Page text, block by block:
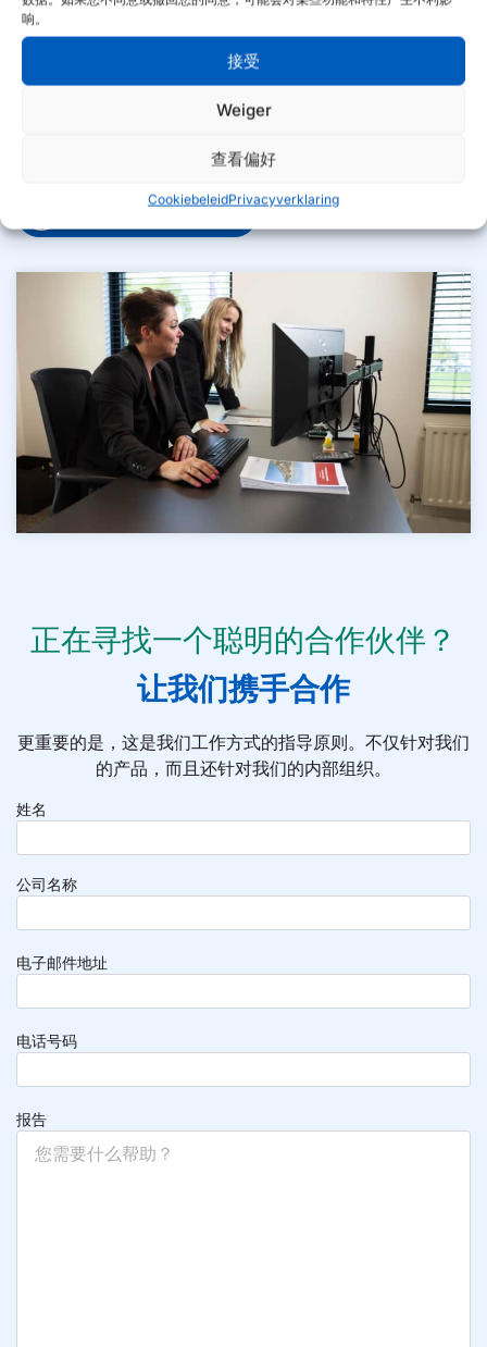
响。
接受
Weiger
查看偏好
CookiebeleidPrivacyverklaring
我们确保您的品牌在货架上脱颖而出。我们专注于批发商的
自有品牌解决方案。“我们”的自有品牌和自有品牌现已遍布
欧洲各地的大型批发商。我们很乐意为您提供有关产品系列
正在寻找一个聪明的合作伙伴？
让我们携手合作
更重要的是，这是我们工作方式的指导原则。不仅针对我们
的产品，而且还针对我们的内部组织。
姓名
公司名称
电子邮件地址
电话号码
报告